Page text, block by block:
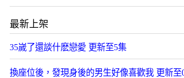
最新上架
35嵗了還談什麽戀愛 更新至5集
換座位後，發現身後的男生好像喜歡我 更新至